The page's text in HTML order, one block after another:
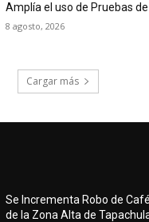
Amplía el uso de Pruebas de
8 agosto, 2026
Cargar más
Se Incrementa Robo de
de la Zona Alta de